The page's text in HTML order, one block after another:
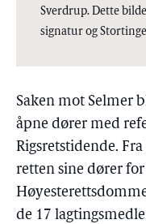
Sverdrup. Dette
signatur og
Saken mot Selmer
åpne dører med
Rigsretstidende.
retten sine dører
de 17